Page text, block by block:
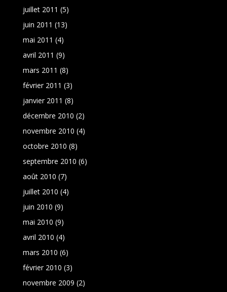
juillet 2011 (5)
juin 2011 (13)
mai 2011 (4)
avril 2011 (9)
mars 2011 (8)
février 2011 (3)
janvier 2011 (8)
décembre 2010 (2)
novembre 2010 (4)
octobre 2010 (8)
septembre 2010 (6)
août 2010 (7)
juillet 2010 (4)
juin 2010 (9)
mai 2010 (9)
avril 2010 (4)
mars 2010 (6)
février 2010 (3)
novembre 2009 (2)